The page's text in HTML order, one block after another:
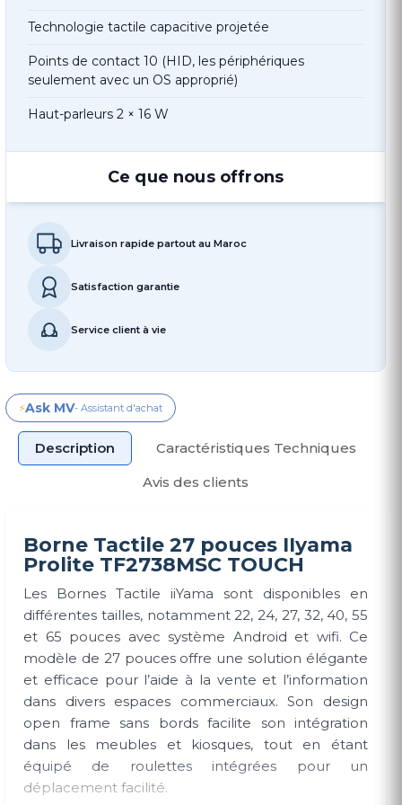
Technologie tactile capacitive projetée
Points de contact 10 (HID, les périphériques
seulement avec un OS approprié)
Haut-parleurs 2 × 16 W
Ce que nous offrons
Livraison rapide partout au Maroc
Satisfaction garantie
Service client à vie
⚡Ask MV- Assistant d'achat
Description
Caractéristiques Techniques
Avis des clients
Borne Tactile 27 pouces IIyama
Prolite TF2738MSC TOUCH
Les Bornes Tactile iiYama sont disponibles en
différentes tailles, notamment 22, 24, 27, 32, 40, 55
et 65 pouces avec système Android et wifi. Ce
modèle de 27 pouces offre une solution élégante
et efficace pour l’aide à la vente et l’information
dans divers espaces commerciaux. Son design
open frame sans bords facilite son intégration
dans les meubles et kiosques, tout en étant
équipé de roulettes intégrées pour un
déplacement facilité.